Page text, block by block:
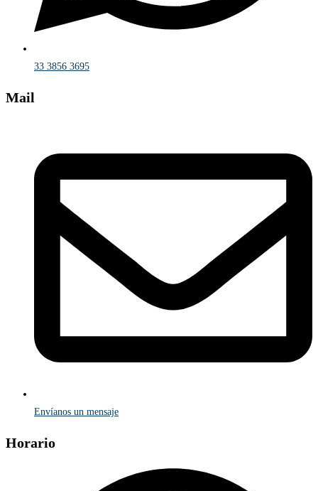
33 3856 3695
Mail
Envíanos un mensaje
Horario